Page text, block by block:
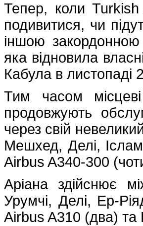
Тепер, коли
подивитися, чи
іншою
яка відновила
Кабула в листопаді
Тим часом
продовжують
через свій
Мешхед, Делі,
Airbus A340-300
Аріана здійснює
Урумчі, Делі, Ер-
Airbus A310 (два)